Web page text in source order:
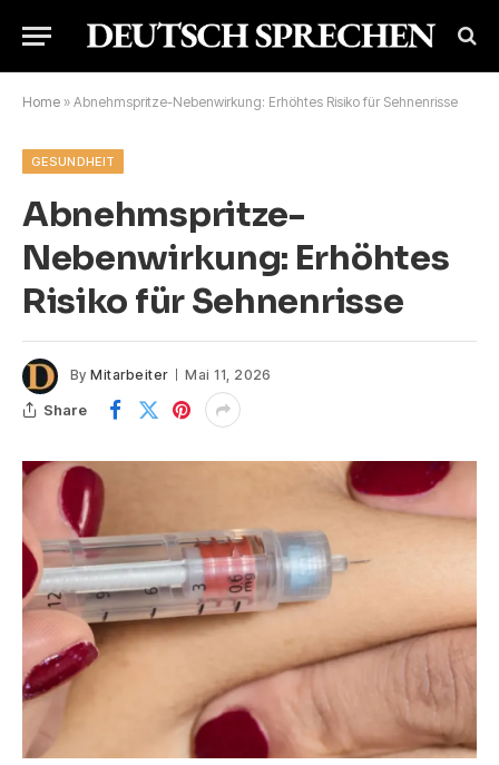
Home » Abnehmspritze-Nebenwirkung: Erhöhtes Risiko für Sehnenrisse
GESUNDHEIT
Abnehmspritze-
Nebenwirkung: Erhöhtes
Risiko für Sehnenrisse
By Mitarbeiter Mai 11, 2026
Share